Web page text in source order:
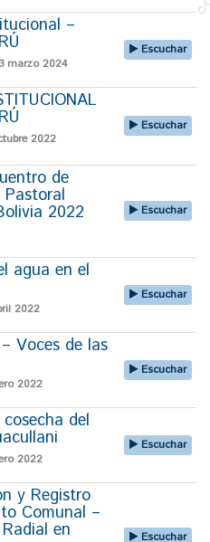
–
marzo 2024
Escuchar
2022
Escuchar
de
Pastoral
2022 Escuchar
agua en el
2022
Escuchar
Voces de las
2022
Escuchar
del
2022
Escuchar
y Registro
Comunal –
en Escuchar